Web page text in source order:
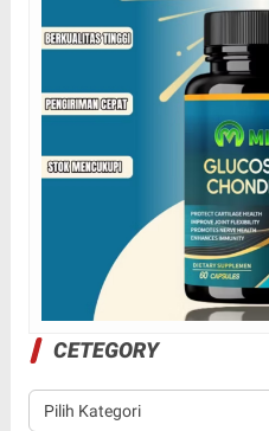
CETEGORY